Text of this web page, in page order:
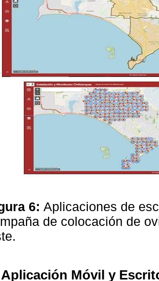
6: Aplicaciones de
de colocación de
Móvil y